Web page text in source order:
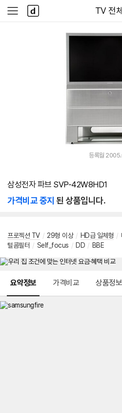
다나와
TV 전체
사
이
다
나
와
등록월
삼성전자 파브 SVP-42W8HD1
가격비교 중지 된 상품입니다.
프로젝션 TV / 29형 이상 / HD급 일체형 /
털콤필터 / Self_focus / DD / BBE
요약정보 가격비교 상품정보